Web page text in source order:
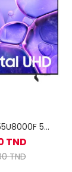
55"
Smart
TND
TND